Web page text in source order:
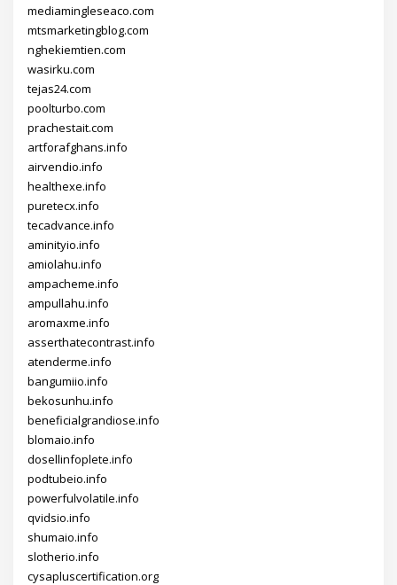
mediamingleseaco.com
mtsmarketingblog.com
nghekiemtien.com
wasirku.com
tejas24.com
poolturbo.com
prachestait.com
artforafghans.info
airvendio.info
healthexe.info
puretecx.info
tecadvance.info
aminityio.info
amiolahu.info
ampacheme.info
ampullahu.info
aromaxme.info
asserthatecontrast.info
atenderme.info
bangumiio.info
bekosunhu.info
beneficialgrandiose.info
blomaio.info
dosellinfoplete.info
podtubeio.info
powerfulvolatile.info
qvidsio.info
shumaio.info
slotherio.info
cysapluscertification.org